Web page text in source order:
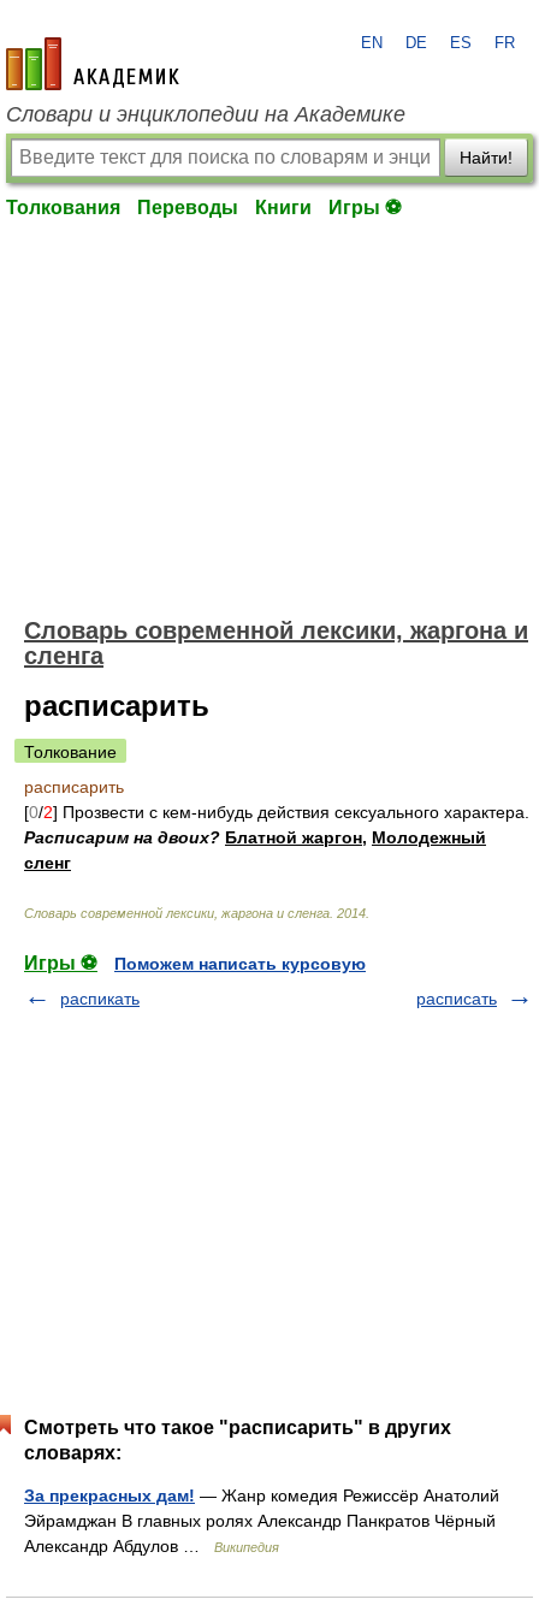
academic.ru
EN DE ES FR
Словари и энциклопедии на Академике
Найти!
Толкования Переводы Книги Игры ⚽
Cловарь современной лексики, жаргона и
сленга
расписарить
Толкование
расписарить
[0/2] Прозвести с кем-нибудь действия сексуального характера.
Расписарим на двоих? Блатной жаргон, Молодежный
сленг
Cловарь современной лексики, жаргона и сленга 2014
Игры ⚽
Поможем написать курсовую
распикать
расписать
Смотреть что такое "расписарить" в других
словарях:
За прекрасных дам! — Жанр комедия Режиссёр Анатолий
Эйрамджан В главных ролях Александр Панкратов Чёрный
Александр Абдулов …
Википедия